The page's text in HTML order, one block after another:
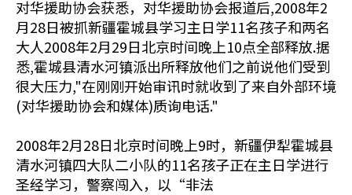
对华援助协会获悉，对华援助协会报道后,2008年2
月28日被抓新疆霍城县学习主日学11名孩子和两名
大人2008年2月29日北京时间晚上10点全部释放.据
悉,霍城县清水河镇派出所释放他们之前说他们受到
很大压力,"在刚刚开始审讯时就收到了来自外部环境
(对华援助协会和媒体)质询电话."
2008年2月28日北京时间晚上9时，新疆伊犁霍城县
清水河镇四大队二小队的11名孩子正在主日学进行
圣经学习，警察闯入，以“非法